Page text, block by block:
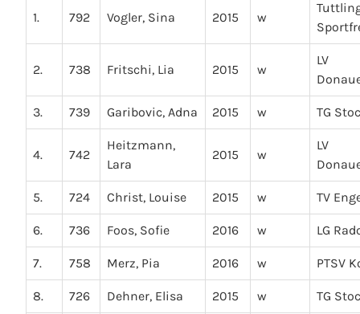
1. 792 Vogler, Sina 2015 w
2. 738 Fritschi, Lia 2015 w
LV
3. 739 Garibovic, Adna 2015 w TG
4. 742
Heitzmann,
Lara
2015 w
LV
5. 724 Christ, Louise 2015 w TV
6. 736 Foos, Sofie 2016 w LG
7. 758 Merz, Pia 2016 w PTSV
8. 726 Dehner, Elisa 2015 w TG